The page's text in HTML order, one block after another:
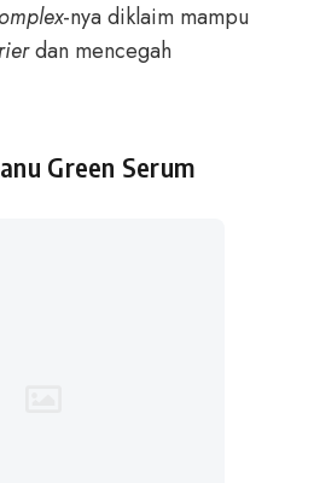
-nya diklaim mampu
dan mencegah
Green Serum